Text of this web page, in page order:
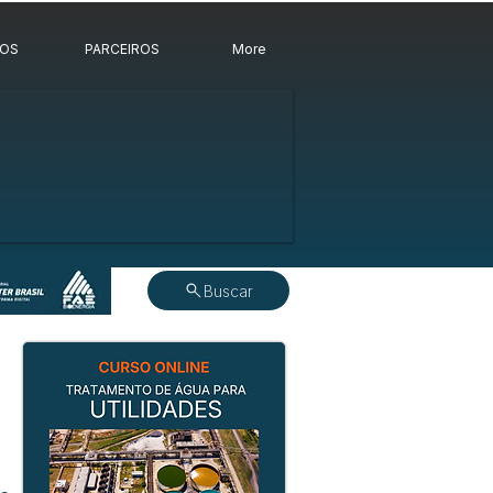
PARCEIROS More
Buscar